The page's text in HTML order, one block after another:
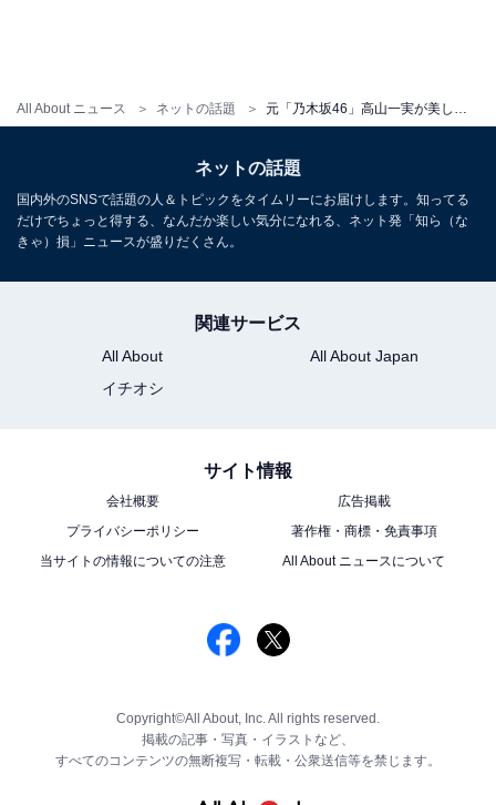
All About ニュース ネットの話題
ネットの話題
国内外のSNSで話題の人＆トピックをタイムリーにお届けします。知ってる
だけでちょっと得する、なんだか楽しい気分になれる、ネット発「知ら（な
きゃ）損」ニュースが盛りだくさん。
関連サービス
All About
All About Japan
イチオシ
サイト情報
会社概要
広告掲載
プライバシーポリシー
著作権・商標・免責事項
当サイトの情報についての注意
All About ニュースについて
Copyright©All About, Inc. All rights reserved.
掲載の記事・写真・イラストなど、
すべてのコンテンツの無断複写・転載・公衆送信等を禁じます。